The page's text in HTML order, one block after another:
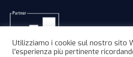
Utilizziamo i cookie sul nostro sito
l'esperienza più pertinente